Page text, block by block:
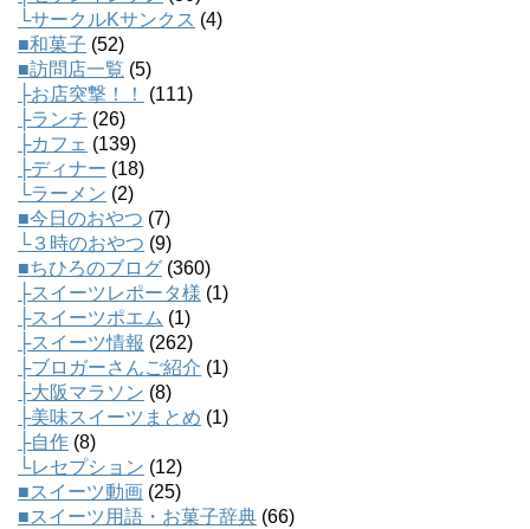
└サークルKサンクス (4)
■和菓子 (52)
■訪問店一覧 (5)
├お店突撃！！
(111)
├ランチ (26)
├カフェ (139)
├ディナー (18)
└ラーメン (2)
■今日のおやつ (7)
└３時のおやつ (9)
■ちひろのブログ (360)
├スイーツレポータ様 (1)
├スイーツポエム (1)
├スイーツ情報 (262)
├ブロガーさんご紹介 (1)
├大阪マラソン (8)
├美味スイーツまとめ (1)
├自作 (8)
└レセプション (12)
■スイーツ動画 (25)
■スイーツ用語・お菓子辞典 (66)